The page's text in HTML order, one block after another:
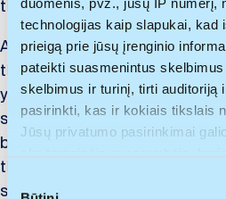
technologijas kaip slapukai, kad
prieigą prie jūsų įrenginio
pateikti suasmenintus
skelbimus ir turinį, tirti auditoriją
pasirinkti, kas ir kokiais tikslais
Jūsų privatumo pasirinkimai
nuorodą į poraštę arba
through consensus.
Adaptability, problem-solving,
thinking. These are all
you need to thrive in business.
sandbox for your bright ideas.
be a better presenter, it’ll
those ideas stand out and
stakeholders.